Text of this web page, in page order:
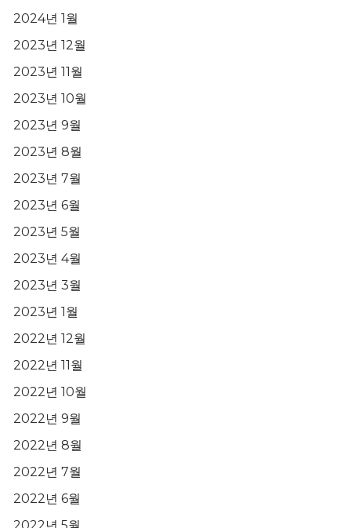
2024년 1월
2023년 12월
2023년 11월
2023년 10월
2023년 9월
2023년 8월
2023년 7월
2023년 6월
2023년 5월
2023년 4월
2023년 3월
2023년 1월
2022년 12월
2022년 11월
2022년 10월
2022년 9월
2022년 8월
2022년 7월
2022년 6월
2022년 5월